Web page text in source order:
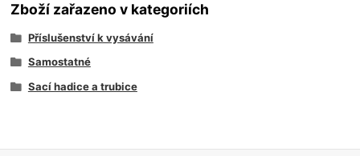
Zboží zařazeno v kategoriích
Příslušenství k vysávání
Samostatné
Sací hadice a trubice